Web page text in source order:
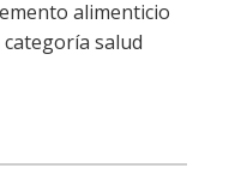
alimenticio
salud